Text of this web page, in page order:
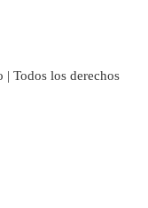
Todos los derechos